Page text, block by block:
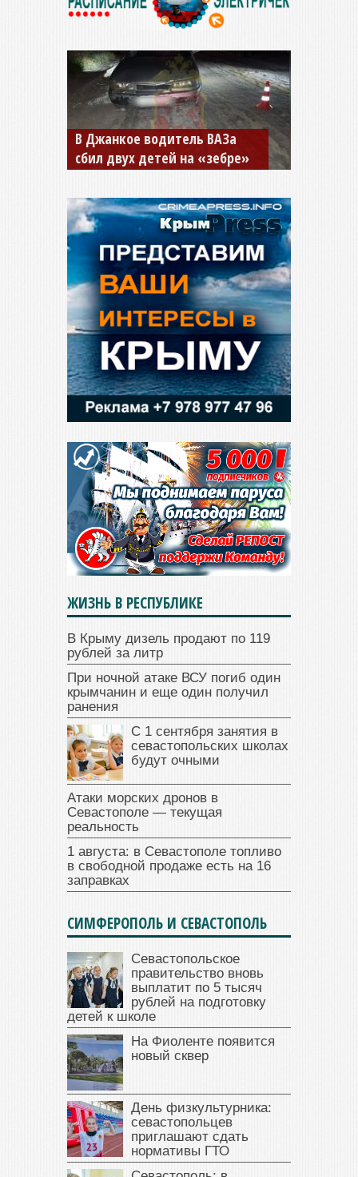
В Джанкое водитель ВАЗа
сбил двух детей на «зебре»
ЖИЗНЬ В РЕСПУБЛИКЕ
В Крыму дизель продают по 119
рублей за литр
При ночной атаке ВСУ погиб один
крымчанин и еще один получил
ранения
С 1 сентября занятия в
севастопольских школах
будут очными
Атаки морских дронов в
Севастополе — текущая
реальность
1 августа: в Севастополе топливо
в свободной продаже есть на 16
заправках
СИМФЕРОПОЛЬ И СЕВАСТОПОЛЬ
Севастопольское
правительство вновь
выплатит по 5 тысяч
рублей на подготовку
детей к школе
На Фиоленте появится
новый сквер
День физкультурника:
севастопольцев
приглашают сдать
нормативы ГТО